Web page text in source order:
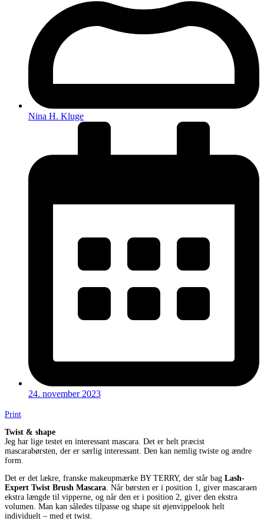
Nina H. Kluge
24. november 2023
Print
Twist & shape
Jeg har lige testet en interessant mascara. Det er helt præcist
mascarabørsten, der er særlig interessant. Den kan nemlig twiste og ændre
form.
Det er det lækre, franske makeupmærke BY TERRY, der står bag Lash-
Expert Twist Brush Mascara . Når børsten er i position 1, giver mascaraen
ekstra længde til vipperne, og når den er i position 2, giver den ekstra
volumen. Man kan således tilpasse og shape sit øjenvippelook helt
individuelt – med et twist.